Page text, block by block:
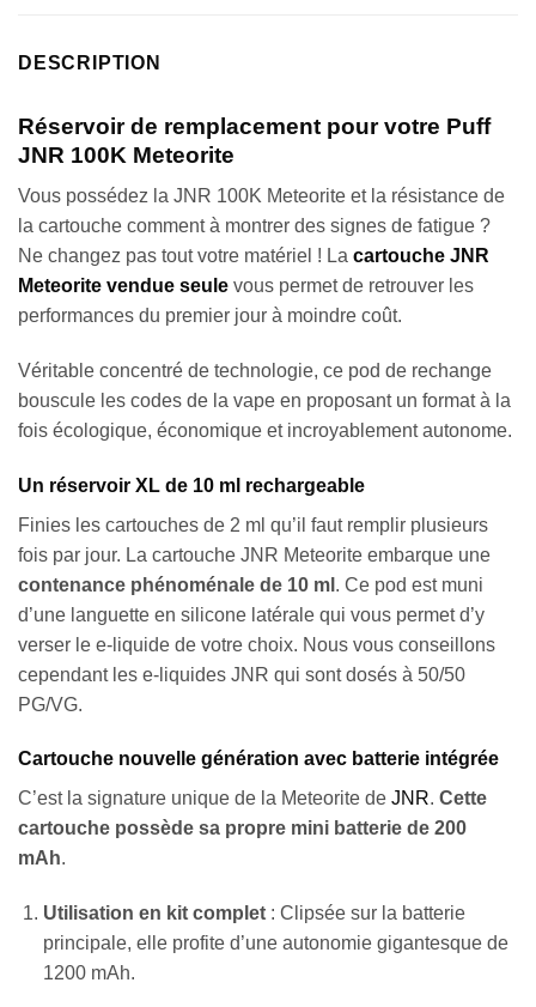
DESCRIPTION
Réservoir de remplacement pour votre Puff
JNR 100K Meteorite
Vous possédez la JNR 100K Meteorite et la résistance de
la cartouche comment à montrer des signes de fatigue ?
Ne changez pas tout votre matériel ! La cartouche JNR
Meteorite vendue seule vous permet de retrouver les
performances du premier jour à moindre coût.
Véritable concentré de technologie, ce pod de rechange
bouscule les codes de la vape en proposant un format à la
fois écologique, économique et incroyablement autonome.
Un réservoir XL de 10 ml rechargeable
Finies les cartouches de 2 ml qu’il faut remplir plusieurs
fois par jour. La cartouche JNR Meteorite embarque une
contenance phénoménale de 10 ml . Ce pod est muni
d’une languette en silicone latérale qui vous permet d’y
verser le e-liquide de votre choix. Nous vous conseillons
cependant les e-liquides JNR qui sont dosés à 50/50
PG/VG.
Cartouche nouvelle génération avec batterie intégrée
C’est la signature unique de la Meteorite de JNR. Cette
cartouche possède sa propre mini batterie de 200
mAh.
Utilisation en kit complet: Clipsée sur la batterie
principale, elle profite d’une autonomie gigantesque de
1200 mAh.